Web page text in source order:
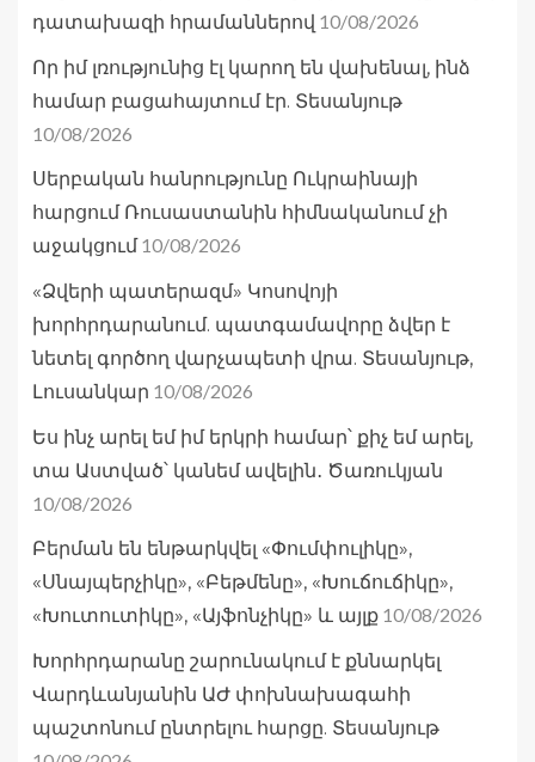
դատախազի հրամաններով 10/08/2026
Որ իմ լռությունից էլ կարող են վախենալ, ինձ
համար բացահայտում էր. Տեսանյութ
10/08/2026
Սերբական հանրությունը Ուկրաինայի
հարցում Ռուսաստանին հիմնականում չի
աջակցում 10/08/2026
«Ձվերի պատերազմ» Կոսովոյի
խորհրդարանում. պատգամավորը ձվեր է
նետել գործող վարչապետի վրա. Տեսանյութ,
Լուսանկար 10/08/2026
Ես ինչ արել եմ իմ երկրի համար՝ քիչ եմ արել,
տա Աստված՝ կանեմ ավելին․ Ծառուկյան
10/08/2026
Բերման են ենթարկվել «Փումփուլիկը»,
«Սնայպերչիկը», «Բեթմենը», «Խուճուճիկը»,
«Խուտուտիկը», «Այֆոնչիկը» և այլք 10/08/2026
Խորհրդարանը շարունակում է քննարկել
Վարդևանյանին ԱԺ փոխնախագահի
պաշտոնում ընտրելու հարցը. Տեսանյութ